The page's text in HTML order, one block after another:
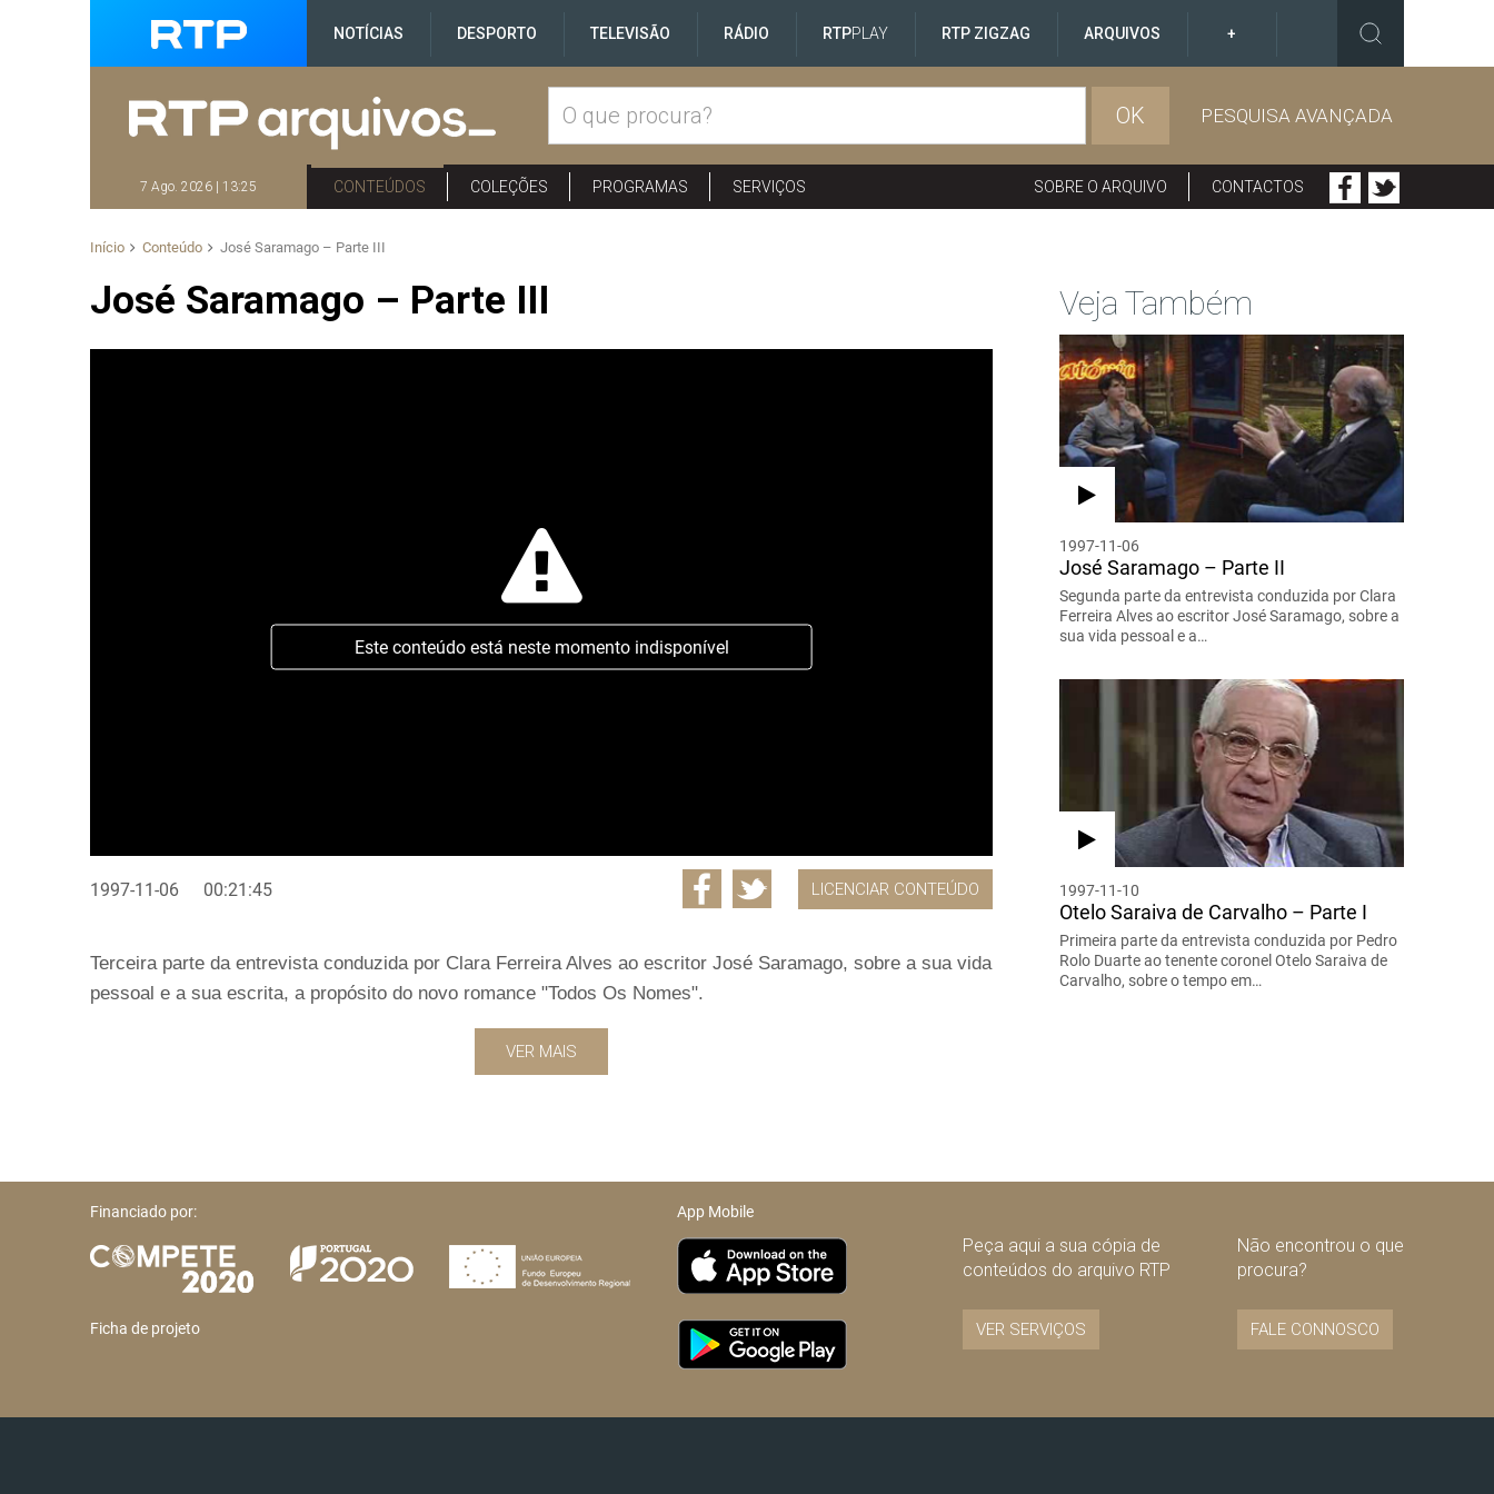
NOTÍCIAS DESPORTO TELEVISÃO RÁDIO RTPPLAY RTP ZIGZAG ARQUIVOS +
OK PESQUISA AVANÇADA
7 Ago. 2026 | 13:25 CONTEÚDOS COLEÇÕES PROGRAMAS SERVIÇOS SOBRE O ARQUIVO CONTACTOS
Início Conteúdo José Saramago – Parte III
José Saramago – Parte III
Este conteúdo está neste momento indisponível
1997-11-06 00:21:45 LICENCIAR CONTEÚDO
Terceira parte da entrevista conduzida por Clara Ferreira Alves ao escritor José Saramago, sobre a sua vida
pessoal e a sua escrita, a propósito do novo romance "Todos Os Nomes".
VER MAIS
Veja Também
1997-11-06
José Saramago – Parte II
Segunda parte da entrevista conduzida por Clara
Ferreira Alves ao escritor José Saramago, sobre a
sua vida pessoal e a…
1997-11-10
Otelo Saraiva de Carvalho – Parte I
Primeira parte da entrevista conduzida por Pedro
Rolo Duarte ao tenente coronel Otelo Saraiva de
Carvalho, sobre o tempo em…
Financiado por:
Ficha de projeto
App Mobile
Peça aqui a sua cópia de
conteúdos do arquivo RTP
VER SERVIÇOS
Não encontrou o que
procura?
FALE CONNOSCO